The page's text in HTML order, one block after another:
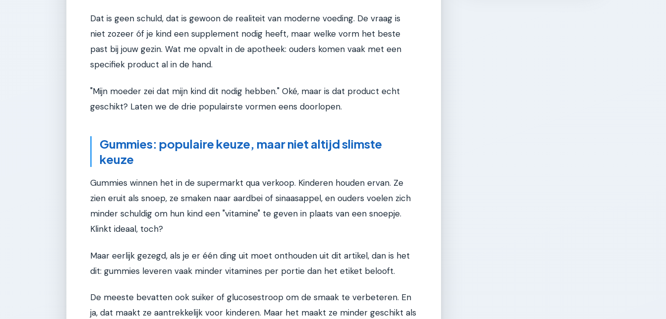
Dat is geen schuld, dat is gewoon de realiteit van moderne voeding. De vraag is
niet zozeer óf je kind een supplement nodig heeft, maar welke vorm het beste
past bij jouw gezin. Wat me opvalt in de apotheek: ouders komen vaak met een
specifiek product al in de hand.
"Mijn moeder zei dat mijn kind dit nodig hebben." Oké, maar is dat product echt
geschikt? Laten we de drie populairste vormen eens doorlopen.
Gummies: populaire keuze, maar niet altijd slimste
keuze
Gummies winnen het in de supermarkt qua verkoop. Kinderen houden ervan. Ze
zien eruit als snoep, ze smaken naar aardbei of sinaasappel, en ouders voelen zich
minder schuldig om hun kind een "vitamine" te geven in plaats van een snoepje.
Klinkt ideaal, toch?
Maar eerlijk gezegd, als je er één ding uit moet onthouden uit dit artikel, dan is het
dit: gummies leveren vaak minder vitamines per portie dan het etiket belooft.
De meeste bevatten ook suiker of glucosestroop om de smaak te verbeteren. En
ja, dat maakt ze aantrekkelijk voor kinderen. Maar het maakt ze minder geschikt als